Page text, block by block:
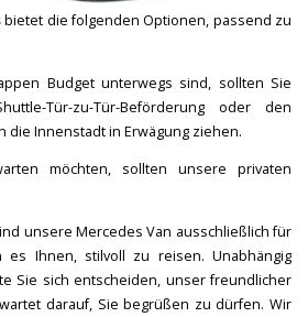
bietet die folgenden Optionen, passend zu
Budget unterwegs sind, sollten Sie
Tür-zu-Tür-Beförderung oder den
die Innenstadt in Erwägung ziehen.
möchten, sollten unsere privaten
unsere Mercedes Van ausschließlich für
es Ihnen, stilvoll zu reisen. Unabhängig
Sie sich entscheiden, unser freundlicher
darauf, Sie begrüßen zu dürfen. Wir